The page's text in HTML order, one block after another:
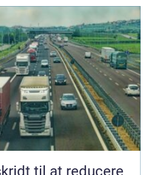
til at reducere